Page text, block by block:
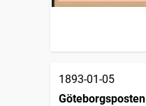
1893-01-05
Göteborgsposten